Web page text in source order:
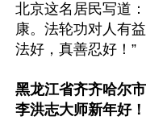
北京这名居民写道
康。法轮功对人有
法好，真善忍好！”
黑龙江省齐齐哈尔
李洪志大师新年好！